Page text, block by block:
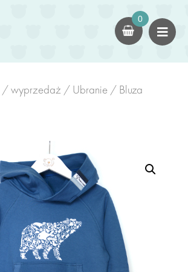
×
Kokony
czapki
dla dzieci
Kokony Dziecięce
Kombinezony/Rampersy
Kominy z Uszami
zabawki
0
/wyprzedaż / Ubranie / Bluza